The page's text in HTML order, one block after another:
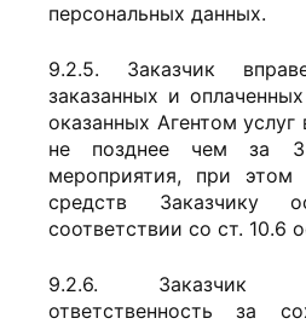
персональных данных.
9.2.5. Заказчик
заказанных и
оказанных Агентом
не позднее чем за
мероприятия, при этом
средств Заказчику
соответствии со ст. 10.6
9.2.6. Заказчик
ответственность за